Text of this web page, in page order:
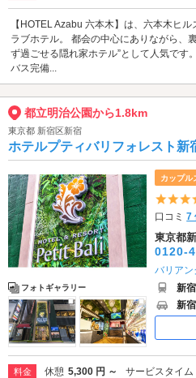
【HOTEL Azabu 六本木】は、六本木ヒ
ラブホテル。 都会の中心にありながら、
ず過ごせる隠れ家ホテル”として人気です
バス完備...
都立明治公園から1.8km
東京都 新宿区新宿
ホテルプティバリフォレスト新
フォトギャラリー
カップル
口コミ7
東京都
0120-
バリア
新
新
料金 休憩 5,300 円 ～ サービスタイム